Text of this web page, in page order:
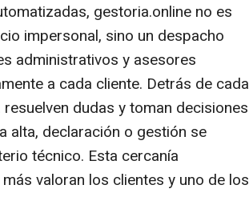
gestoria.online no es
impersonal, sino un despacho
administrativos y asesores
a cada cliente. Detrás de cada
dudas y toman decisiones
alta, declaración o gestión se
técnico. Esta cercanía
valoran los clientes y uno de los